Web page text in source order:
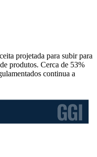
projetada para subir para
produtos. Cerca de 53%
continua a